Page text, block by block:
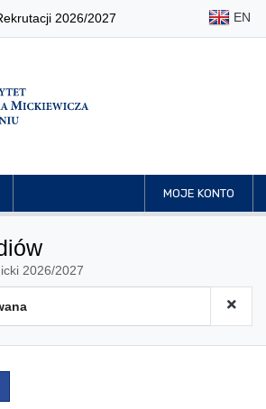
2026/2027 EN
MOJE KONTO
2026/2027